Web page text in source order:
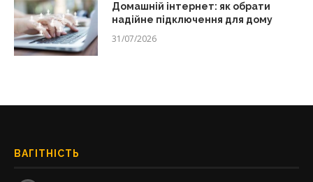
Домашній інтернет: як обрати
надійне підключення для дому
31/07/2026
ВАГІТНІСТЬ